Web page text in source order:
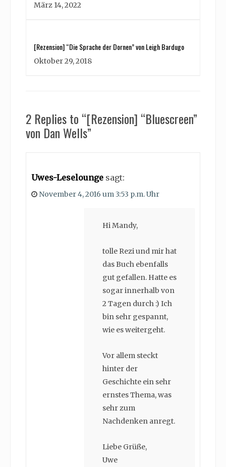
März 14, 2022
[Rezension] “Die Sprache der Dornen” von Leigh Bardugo
Oktober 29, 2018
2 Replies to “[Rezension] “Bluescreen”
von Dan Wells”
Uwes-Leselounge sagt:
November 4, 2016 um 3:53 p.m. Uhr
Hi Mandy,
tolle Rezi und mir hat
das Buch ebenfalls
gut gefallen. Hatte es
sogar innerhalb von
2 Tagen durch :) Ich
bin sehr gespannt,
wie es weitergeht.
Vor allem steckt
hinter der
Geschichte ein sehr
ernstes Thema, was
sehr zum
Nachdenken anregt.
Liebe Grüße,
Uwe